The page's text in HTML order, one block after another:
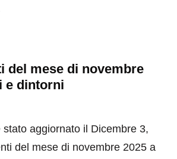
del mese di novembre
e dintorni
aggiornato il Dicembre 3,
del mese di novembre 2025 a